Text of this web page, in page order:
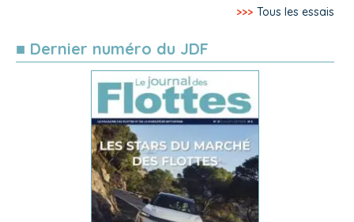
>>> Tous les essais
■ Dernier numéro du JDF